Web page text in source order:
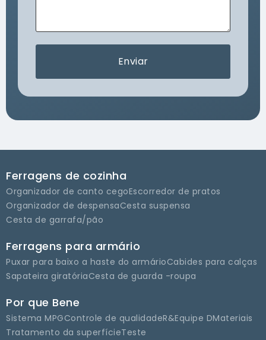
Enviar
Ferragens de cozinha
Organizador de canto cegoEscorredor de pratos
Organizador de despensaCesta suspensa
Cesta de garrafa/pão
Ferragens para armário
Puxar para baixo a haste do armárioCabides para calças
Sapateira giratóriaCesta de guarda -roupa
Por que Bene
Sistema MPGControle de qualidadeR&Equipe DMateriais
Tratamento da superfícieTeste